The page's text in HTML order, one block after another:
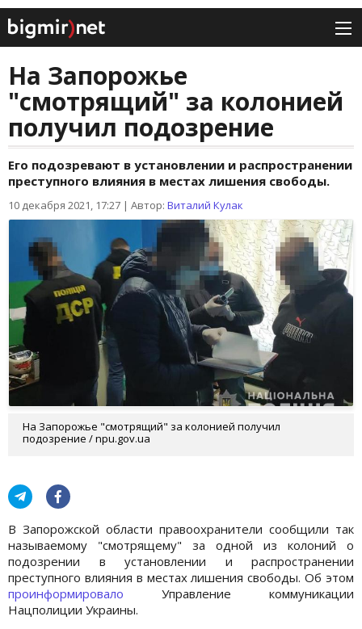
На Запорожье
"смотрящий" за колонией
получил подозрение
Его подозревают в установлении и распространении
преступного влияния в местах лишения свободы.
10 декабря 2021, 17:27 | Автор: Виталий Кулак
На Запорожье "смотрящий" за колонией получил
подозрение / npu.gov.ua
В Запорожской области правоохранители сообщили так
называемому "смотрящему" за одной из колоний о
подозрении в установлении и распространении
преступного влияния в местах лишения свободы. Об этом
проинформировало Управление коммуникации
Нацполиции Украины.